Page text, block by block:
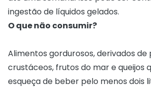
ingestão de líquidos gelados.
O que não consumir?
Alimentos gordurosos, derivados de
crustáceos, frutos do mar e queijos
esqueça de beber pelo menos dois